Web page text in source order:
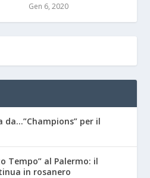
Gen 6, 2020
da…”Champions” per il
Tempo” al Palermo: il
in rosanero